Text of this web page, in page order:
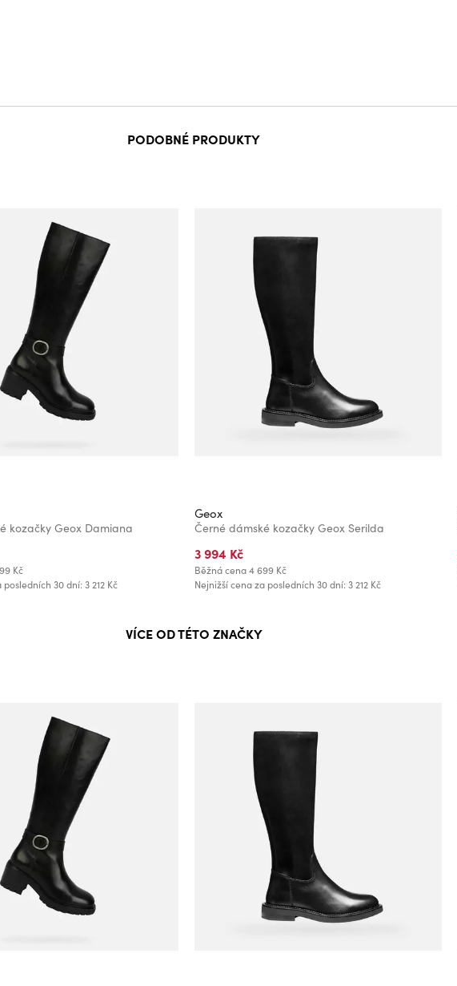
PODOBNÉ PRODUKTY
kozačky Geox Damiana
Kč
30 dní: 3 212 Kč
Geox
Černé dámské kozačky Geox Serilda
3 994 Kč
Běžná cena4 699 Kč
Nejnižší cena za posledních 30 dní: 3 212 Kč
VÍCE OD TÉTO ZNAČKY